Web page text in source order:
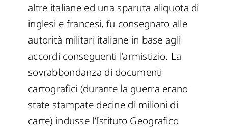
altre italiane ed una sparuta aliquota di
inglesi e francesi, fu consegnato alle
autorità militari italiane in base agli
accordi conseguenti l’armistizio. La
sovrabbondanza di documenti
cartografici (durante la guerra erano
state stampate decine di milioni di
carte) indusse l’Istituto Geografico